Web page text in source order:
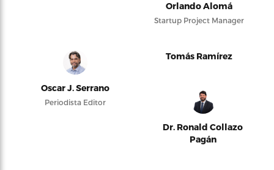
Orlando Alomá
Startup Project Manager
Oscar J. Serrano
Periodista Editor
Tomás Ramírez
Dr. Ronald Collazo
Pagán